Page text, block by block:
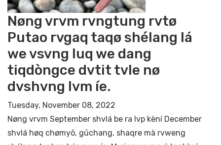
Nøng vrvm rvngtung rvtø
Putao rvgaq taqø shélang lá
we vsvng luq we dang
tiqdòngce dvtit tvle nø
dvshvng lvm íe.
Tuesday, November 08, 2022
Nøng vrvm September shvlá be ra lvp kèní December
shvlá høq chømyō, gūchang, shaqre mà rvweng